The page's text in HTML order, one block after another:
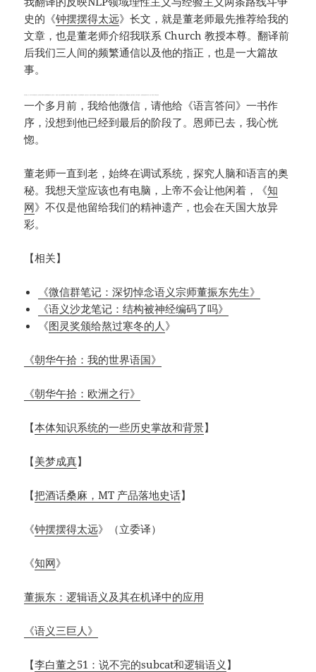
史的《钟摆摆得太远》长文，就是董老师最先推荐给我的
文章，也是董老师介绍我联系 Church 教授本尊。翻译前
后我们三人间的频繁通信以及他的指正，也是一大篇故
事。
一个多月前，我给他微信，请他给《语言答问》一书作
序，没想到他已经到最后的阶段了。恩师已去，我心恍
惚。
董老师一直到老，始终在调试系统，探究人脑和语言的奥
秘。我想天堂应该也有电脑，上帝不会让他闲着，《知
网》不仅是他留给我们的精神遗产，也会在天国大放异
彩。
【相关】
《微信群笔记：深切悼念语义宗师董振东先生》
《语义沙龙笔记：结构被神经编码了吗》
《图灵奖颁给熬过寒冬的人 》
《朝华午拾：我的世界语国》
《朝华午拾：欧洲之行》
【本体知识系统的一些历史掌故和背景】
【美梦成真】
【把酒话桑麻，MT 产品落地史话】
《钟摆摆得太远》（立委译）
《知网》
董振东：逻辑语义及其在机译中的应用
《语义三巨人》
【李白董之51：说不完的subcat和逻辑语义 】